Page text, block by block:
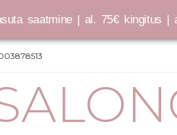
saatmine | al. 75€ kingitus |